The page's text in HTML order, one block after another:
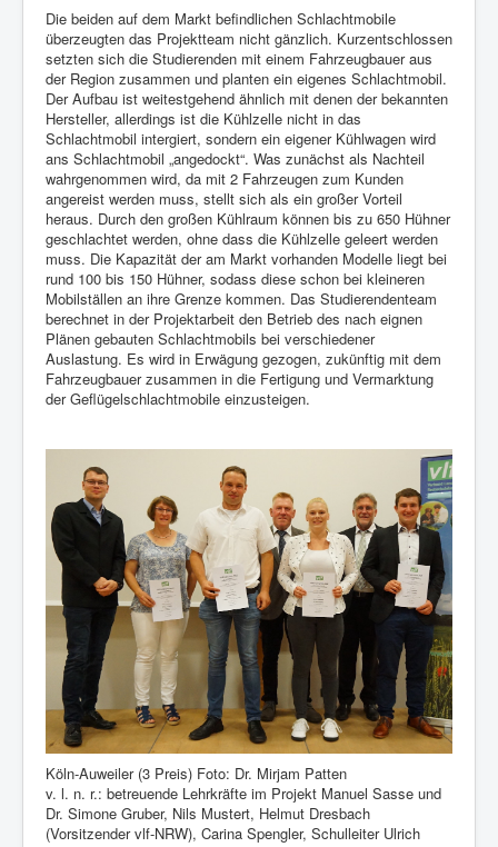
Die beiden auf dem Markt befindlichen Schlachtmobile
überzeugten das Projektteam nicht gänzlich. Kurzentschlossen
setzten sich die Studierenden mit einem Fahrzeugbauer aus
der Region zusammen und planten ein eigenes Schlachtmobil.
Der Aufbau ist weitestgehend ähnlich mit denen der bekannten
Hersteller, allerdings ist die Kühlzelle nicht in das
Schlachtmobil intergiert, sondern ein eigener Kühlwagen wird
ans Schlachtmobil „angedockt“. Was zunächst als Nachteil
wahrgenommen wird, da mit 2 Fahrzeugen zum Kunden
angereist werden muss, stellt sich als ein großer Vorteil
heraus. Durch den großen Kühlraum können bis zu 650 Hühner
geschlachtet werden, ohne dass die Kühlzelle geleert werden
muss. Die Kapazität der am Markt vorhanden Modelle liegt bei
rund 100 bis 150 Hühner, sodass diese schon bei kleineren
Mobilställen an ihre Grenze kommen. Das Studierendenteam
berechnet in der Projektarbeit den Betrieb des nach eignen
Plänen gebauten Schlachtmobils bei verschiedener
Auslastung. Es wird in Erwägung gezogen, zukünftig mit dem
Fahrzeugbauer zusammen in die Fertigung und Vermarktung
der Geflügelschlachtmobile einzusteigen.
Köln-Auweiler (3 Preis) Foto: Dr. Mirjam Patten
v. l. n. r.: betreuende Lehrkräfte im Projekt Manuel Sasse und
Dr. Simone Gruber, Nils Mustert, Helmut Dresbach
(Vorsitzender vlf-NRW), Carina Spengler, Schulleiter Ulrich